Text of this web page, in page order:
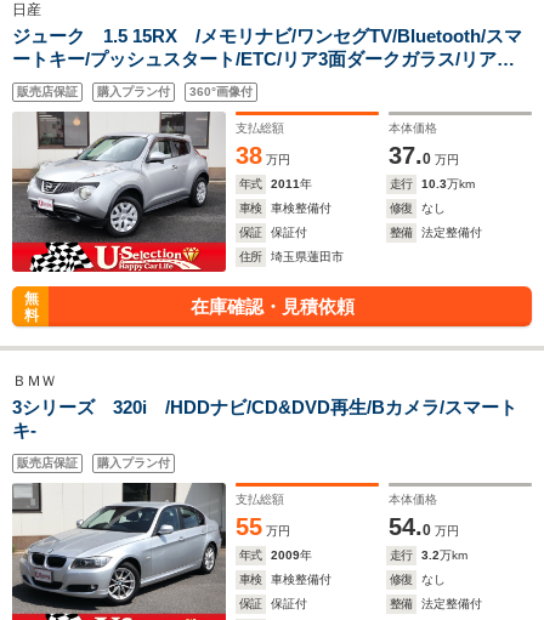
日産
ジューク 1.5 15RX /メモリナビ/ワンセグTV/Bluetooth/スマ
ートキー/プッシュスタート/ETC/リア3面ダークガラス/リアス
ポ/ユーザー買取車/
販売店保証 購入プラン付 360°画像付
支払総額
38 万円
本体価格
37.0 万円
年式
2011年 走行 10.3万km
車検
車検整備付 修復
なし
保証
保証付 整備
法定整備付
住所
埼玉県蓮田市
無
料
在庫確認・見積依頼
ＢＭＷ
3シリーズ 320i /HDDナビ/CD&DVD再生/Bカメラ/スマート
キ-
販売店保証 購入プラン付
支払総額
55 万円
本体価格
54.0 万円
年式
2009年 走行 3.2万km
車検
車検整備付 修復
なし
保証
保証付 整備
法定整備付